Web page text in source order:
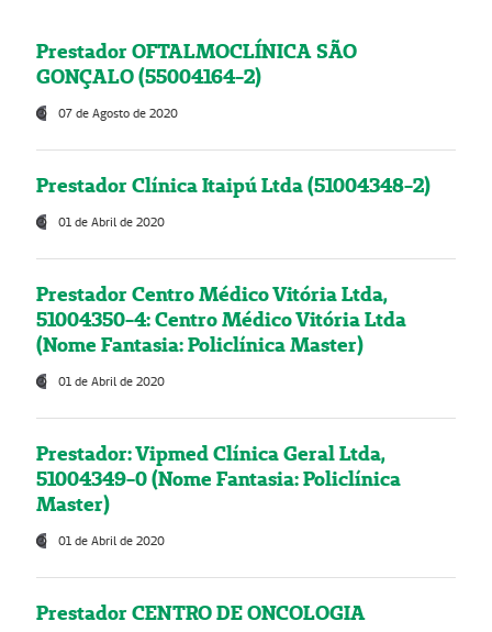
Prestador OFTALMOCLÍNICA SÃO
GONÇALO (55004164-2)
07 de Agosto de 2020
Prestador Clínica Itaipú Ltda (51004348-2)
01 de Abril de 2020
Prestador Centro Médico Vitória Ltda,
51004350-4: Centro Médico Vitória Ltda
(Nome Fantasia: Policlínica Master)
01 de Abril de 2020
Prestador: Vipmed Clínica Geral Ltda,
51004349-0 (Nome Fantasia: Policlínica
Master)
01 de Abril de 2020
Prestador CENTRO DE ONCOLOGIA